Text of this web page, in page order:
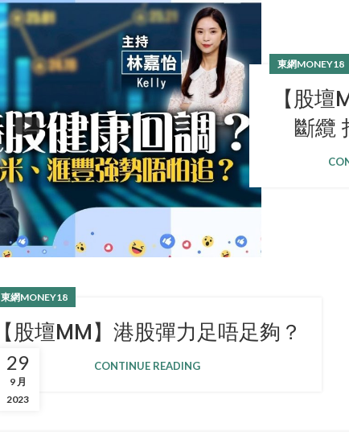
東網MONEY18
【股
斷纜
29
9 月
2023
東網MONEY18
【股壇MM】港股彈力足唔足夠？
CONTINUE READING